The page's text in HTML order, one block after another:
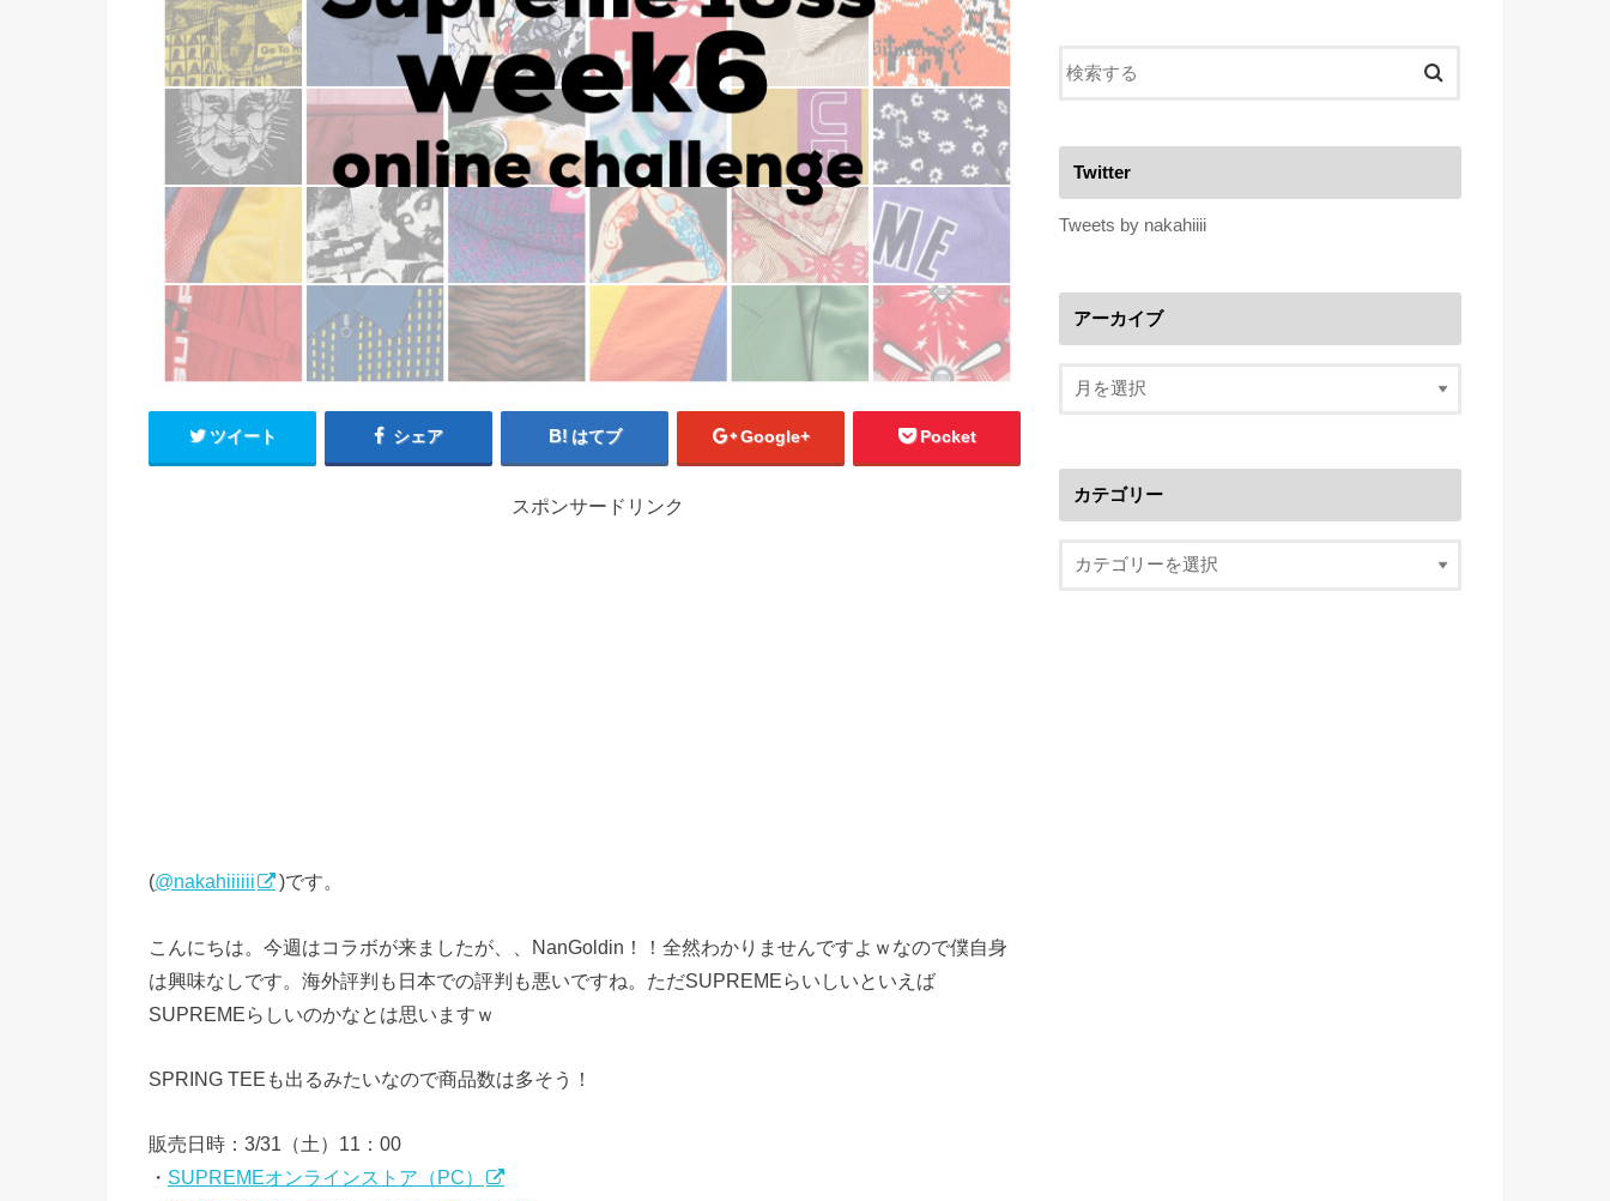
ツイート シェア はてブ Google+ Pocket
スポンサードリンク
(@nakahiiiiii )です。
こんにちは。今週はコラボが来ましたが、、NanGoldin！！全然わかりませんですよｗなので僕自身
は興味なしです。海外評判も日本での評判も悪いですね。ただSUPREMEらいしいといえば
SUPREMEらしいのかなとは思いますｗ
SPRING TEEも出るみたいなので商品数は多そう！
販売日時：3/31（土）11：00
・ SUPREMEオンラインストア（PC）
Twitter
Tweets by nakahiiii
アーカイブ
カテゴリー